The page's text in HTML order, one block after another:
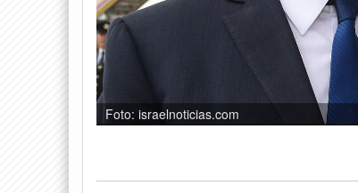
Foto: israelnoticias.com